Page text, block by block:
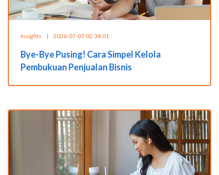
Insights | 2026-07-07 02:34:01
Bye-Bye Pusing! Cara Simpel Kelola
Pembukuan Penjualan Bisnis